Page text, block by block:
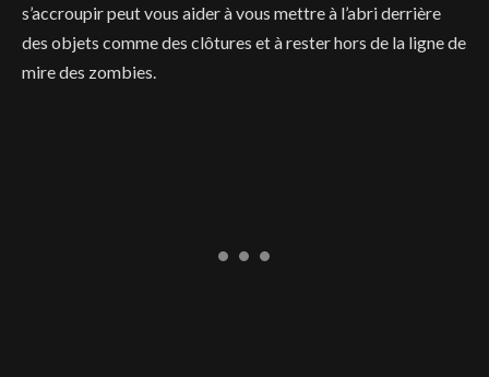
s’accroupir peut vous aider à vous mettre à l’abri derrière
des objets comme des clôtures et à rester hors de la ligne de
mire des zombies.